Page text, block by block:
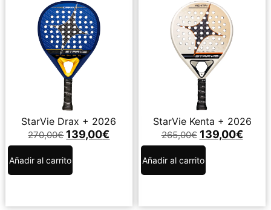
StarVie Drax + 2026
270,00€ 139,00€
Añadir al carrito
StarVie Kenta + 2026
265,00€ 139,00€
Añadir al carrito